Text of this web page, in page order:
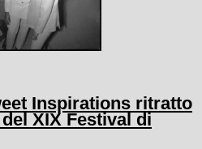
Inspirations ritratto
XIX Festival di